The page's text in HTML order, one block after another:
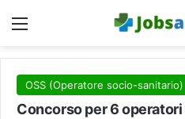
Menu
OSS (Operatore socio-sanitario)
Concorso per 6 operatori